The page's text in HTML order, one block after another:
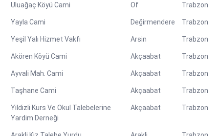
Uluağaç Köyü Cami Of Trabzon
Yayla Cami Değirmendere Trabzon
Yeşil Yalı Hizmet Vakfı Arsin Trabzon
Akören Köyü Cami Akçaabat Trabzon
Ayvali Mah. Cami Akçaabat Trabzon
Taşhane Cami Akçaabat Trabzon
Yildizli Kurs Ve Okul Talebelerine
Yardim Derneği
Akçaabat Trabzon